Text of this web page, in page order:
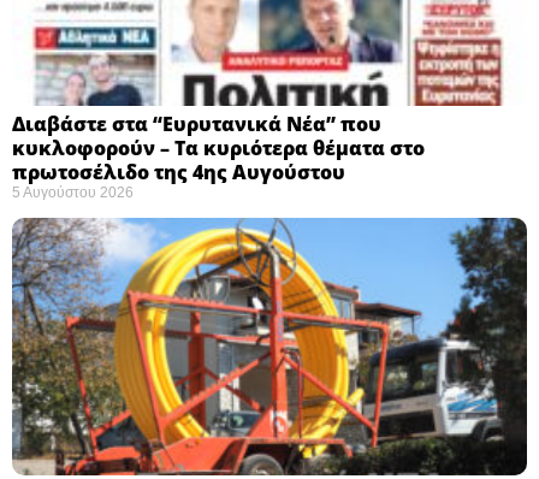
Διαβάστε στα “Ευρυτανικά Νέα” που
κυκλοφορούν – Τα κυριότερα θέματα στο
πρωτοσέλιδο της 4ης Αυγούστου
5 Αυγούστου 2026